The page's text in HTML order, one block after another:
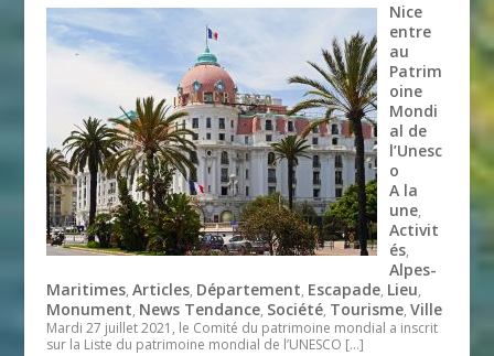
Nice
entre
au
Patrim
oine
Mondi
al de
l’Unesc
o
A la
une,
Activit
és,
Alpes-
Maritimes,Articles, Département, Escapade, Lieu,
Monument, News Tendance, Société, Tourisme,Ville
Mardi 27 juillet 2021, le Comité du patrimoine mondial a inscrit
sur la Liste du patrimoine mondial de l’UNESCO […]